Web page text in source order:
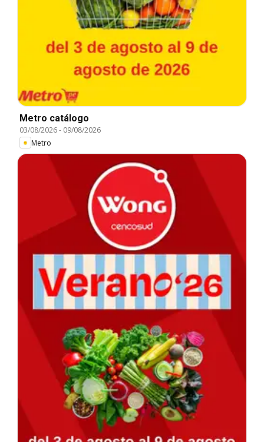
Metro catálogo
03/08/2026- 09/08/2026
Metro